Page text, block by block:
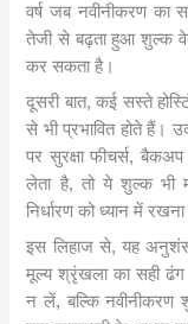
वर्ष जब नवीनीकरण
तेजी से बढ़ता हुआ शुल्क
कर सकता है।
दूसरी बात, कई सस्ते
से भी प्रभावित होते हैं।
पर सुरक्षा फीचर्स, बैकअप
लेता है, तो ये शुल्क भी
निर्धारण को ध्यान में रखना
इस लिहाज से, यह अनुशंसा
मूल्य श्रृंखला का सही
न लें, बल्कि नवीनीकरण